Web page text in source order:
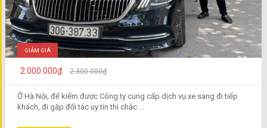
GIẢM GIÁ
2.000.000₫ 2.300.000₫
Ở Hà Nội, để kiếm được Công ty cung cấp dịch vụ xe sang đi tiếp
khách, đi gặp đối tác uy tín thì chắc ...